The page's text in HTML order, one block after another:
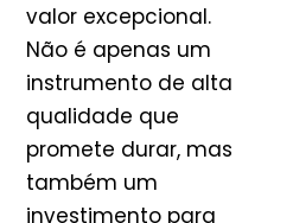
valor excepcional.
Não é apenas um
instrumento de alta
qualidade que
promete durar, mas
também um
investimento para